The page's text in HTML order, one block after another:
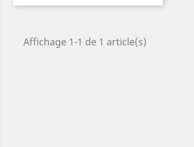
Affichage 1-1 de 1 article(s)